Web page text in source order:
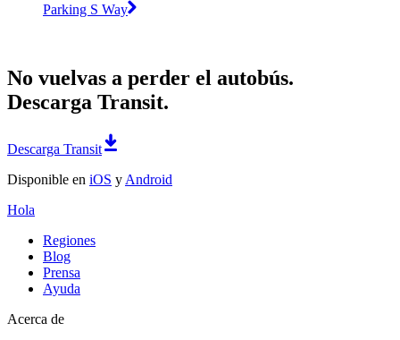
Parking S Way
No vuelvas a perder el autobús.
Descarga Transit.
Descarga Transit
Disponible en iOS y Android
Hola
Regiones
Blog
Prensa
Ayuda
Acerca de